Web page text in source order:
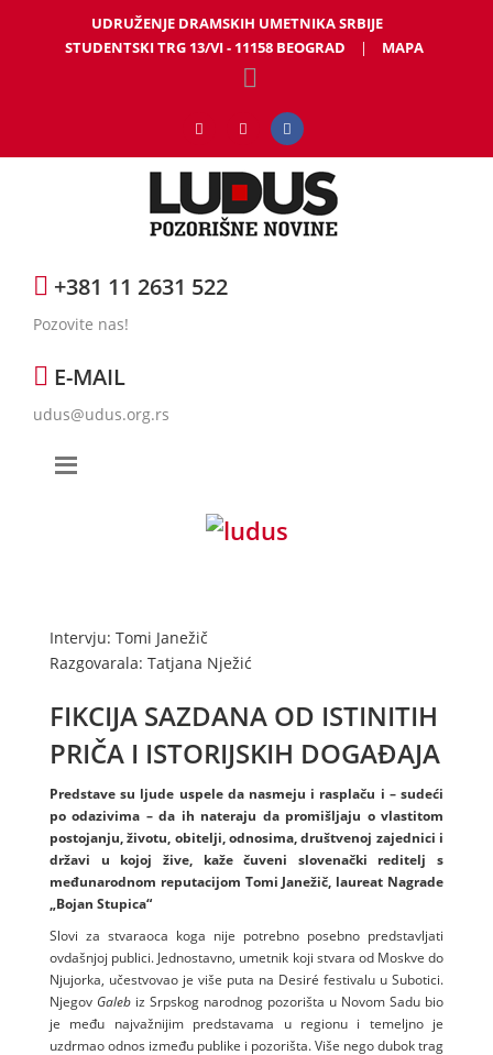
UDRUŽENJE DRAMSKIH UMETNIKA SRBIJE
STUDENTSKI TRG 13/VI - 11158 BEOGRAD
| MAPA
+381 11 2631 522
Pozovite nas!
E-MAIL
udus@udus.org.rs
Intervju: Tomi Janežič
Razgovarala: Tatjana Nježić
FIKCIJA SAZDANA OD ISTINITIH
PRIČA I ISTORIJSKIH DOGAĐAJA
Predstave su ljude uspele da nasmeju i rasplaču i – sudeći
po odazivima – da ih nateraju da promišljaju o vlastitom
postojanju, životu, obitelji, odnosima, društvenoj zajednici i
državi u kojoj žive, kaže čuveni slovenački reditelj s
međunarodnom reputacijom Tomi Janežič, laureat Nagrade
„Bojan Stupica“
Slovi za stvaraoca koga nije potrebno posebno predstavljati
ovdašnjoj publici. Jednostavno, umetnik koji stvara od Moskve do
Njujorka, učestvovao je više puta na Desiré festivalu u Subotici.
Njegov Galeb iz Srpskog narodnog pozorišta u Novom Sadu bio
je među najvažnijim predstavama u regionu i temeljno je
uzdrmao odnos između publike i pozorišta. Više nego dubok trag